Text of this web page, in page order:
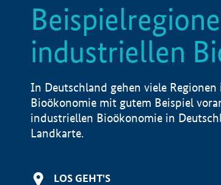
industriellen
In Deutschland gehen viele
Bioökonomie mit gutem Beispiel
industriellen Bioökonomie in
Landkarte.
LOS GEHT'S